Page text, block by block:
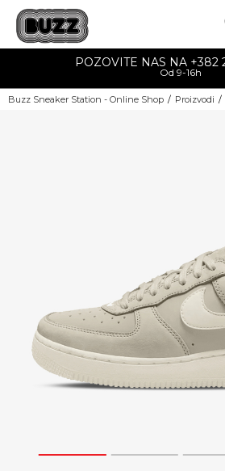
POZOVITE NAS NA +382
Od 9-16h
Buzz Sneaker Station - Online Shop Proizvodi
1 2 3